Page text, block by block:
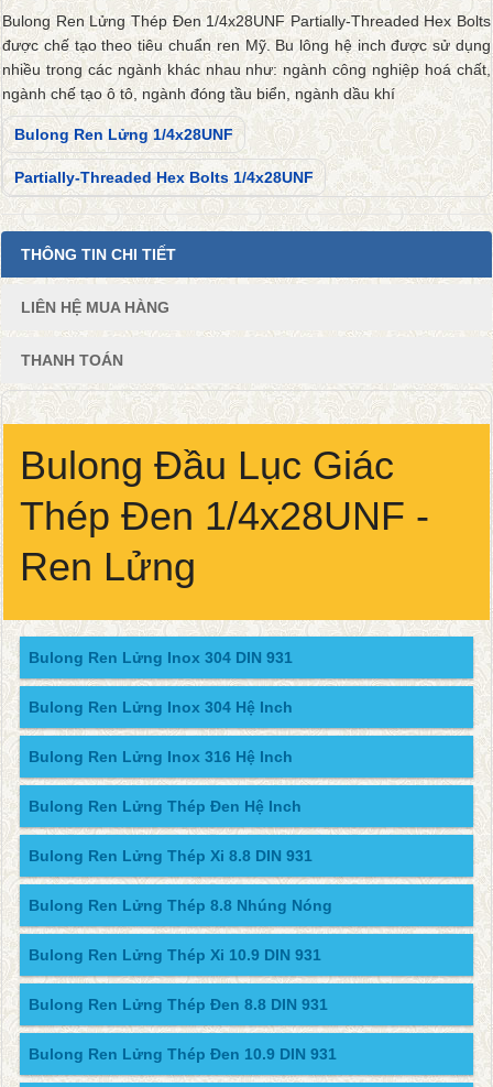
Bulong Ren Lửng Thép Đen 1/4x28UNF Partially-Threaded Hex Bolts
được chế tạo theo tiêu chuẩn ren Mỹ. Bu lông hệ inch được sử dụng
nhiều trong các ngành khác nhau như: ngành công nghiệp hoá chất,
ngành chế tạo ô tô, ngành đóng tầu biển, ngành dầu khí
Bulong Ren Lửng 1/4x28UNF
Partially-Threaded Hex Bolts 1/4x28UNF
THÔNG TIN CHI TIẾT
LIÊN HỆ MUA HÀNG
THANH TOÁN
Bulong Đầu Lục Giác
Thép Đen 1/4x28UNF -
Ren Lửng
Bulong Ren Lửng Inox 304 DIN 931
Bulong Ren Lửng Inox 304 Hệ Inch
Bulong Ren Lửng Inox 316 Hệ Inch
Bulong Ren Lửng Thép Đen Hệ Inch
Bulong Ren Lửng Thép Xi 8.8 DIN 931
Bulong Ren Lửng Thép 8.8 Nhúng Nóng
Bulong Ren Lửng Thép Xi 10.9 DIN 931
Bulong Ren Lửng Thép Đen 8.8 DIN 931
Bulong Ren Lửng Thép Đen 10.9 DIN 931